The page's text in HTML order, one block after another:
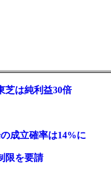
芝は純利益30倍
成立確率は14%に
限を要請